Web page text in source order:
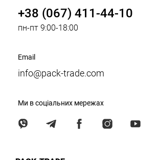
+38 (067) 411-44-10
пн-пт 9:00-18:00
Email
info@pack-trade.com
Ми в соціальних мережах